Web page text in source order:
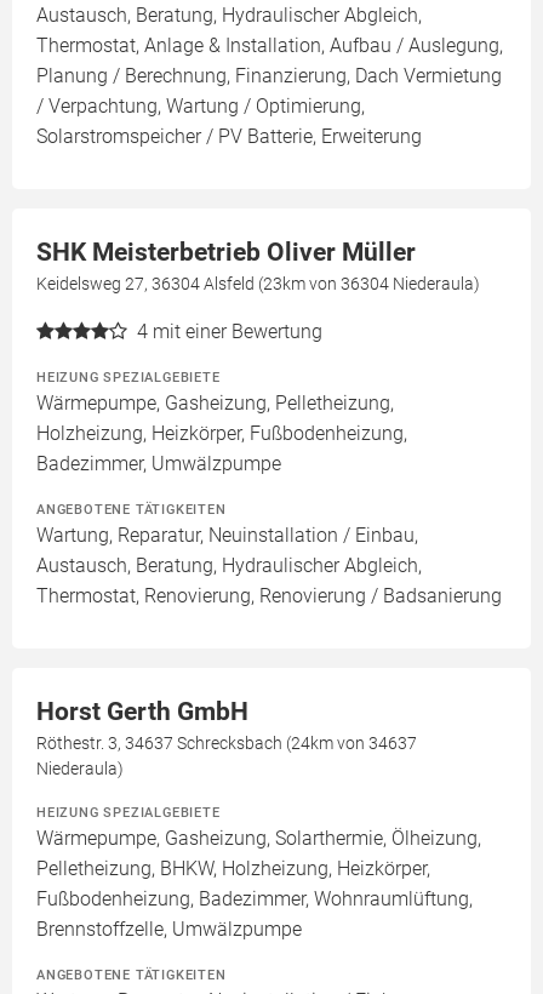
Austausch, Beratung, Hydraulischer Abgleich,
Thermostat, Anlage & Installation, Aufbau / Auslegung,
Planung / Berechnung, Finanzierung, Dach Vermietung
/ Verpachtung, Wartung / Optimierung,
Solarstromspeicher / PV Batterie, Erweiterung
SHK Meisterbetrieb Oliver Müller
Keidelsweg 27, 36304 Alsfeld (23km von 36304 Niederaula)
4 mit einer Bewertung
HEIZUNG SPEZIALGEBIETE
Wärmepumpe, Gasheizung, Pelletheizung,
Holzheizung, Heizkörper, Fußbodenheizung,
Badezimmer, Umwälzpumpe
ANGEBOTENE TÄTIGKEITEN
Wartung, Reparatur, Neuinstallation / Einbau,
Austausch, Beratung, Hydraulischer Abgleich,
Thermostat, Renovierung, Renovierung / Badsanierung
Horst Gerth GmbH
Röthestr. 3, 34637 Schrecksbach (24km von 34637
Niederaula)
HEIZUNG SPEZIALGEBIETE
Wärmepumpe, Gasheizung, Solarthermie, Ölheizung,
Pelletheizung, BHKW, Holzheizung, Heizkörper,
Fußbodenheizung, Badezimmer, Wohnraumlüftung,
Brennstoffzelle, Umwälzpumpe
ANGEBOTENE TÄTIGKEITEN